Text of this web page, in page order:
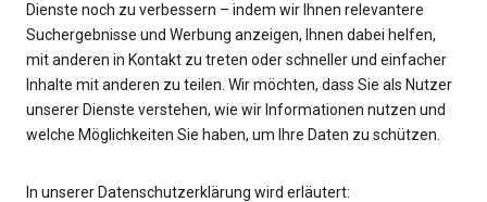
Dienste noch zu verbessern – indem wir Ihnen relevantere
Suchergebnisse und Werbung anzeigen, Ihnen dabei helfen,
mit anderen in Kontakt zu treten oder schneller und einfacher
Inhalte mit anderen zu teilen. Wir möchten, dass Sie als Nutzer
unserer Dienste verstehen, wie wir Informationen nutzen und
welche Möglichkeiten Sie haben, um Ihre Daten zu schützen.
In unserer Datenschutzerklärung wird erläutert: